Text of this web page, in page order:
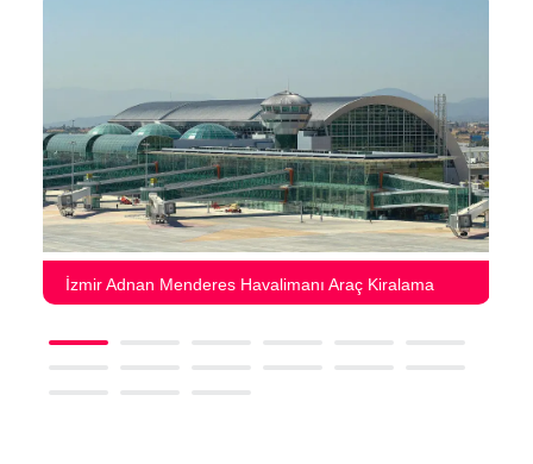
İzmir Adnan Menderes Havalimanı Araç Kiralama